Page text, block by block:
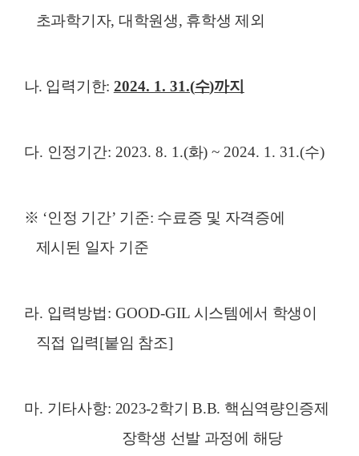
초과학기자, 대학원생, 휴학생 제외
나. 입력기한: 2024. 1. 31.(수)까지
다. 인정기간: 2023. 8. 1.(화) ~ 2024. 1. 31.(수)
※ ‘인정 기간’ 기준: 수료증 및 자격증에
제시된 일자 기준
라. 입력방법: GOOD-GIL 시스템에서 학생이
직접 입력[붙임 참조]
마. 기타사항: 2023-2학기B.B. 핵심역량인증제
장학생 선발 과정에 해당